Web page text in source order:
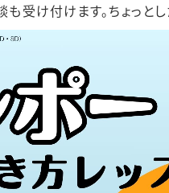
受け付けます。ちょっと